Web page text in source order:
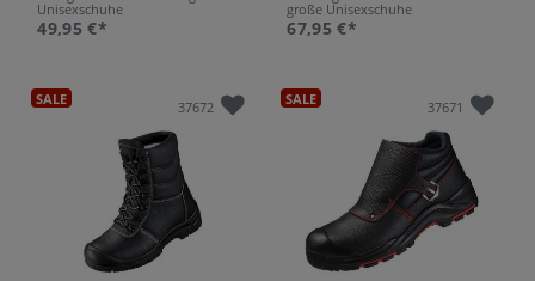
Unisexschuhe
49,95 €*
große Unisexschuhe
67,95 €*
SALE 37672 SALE 37671